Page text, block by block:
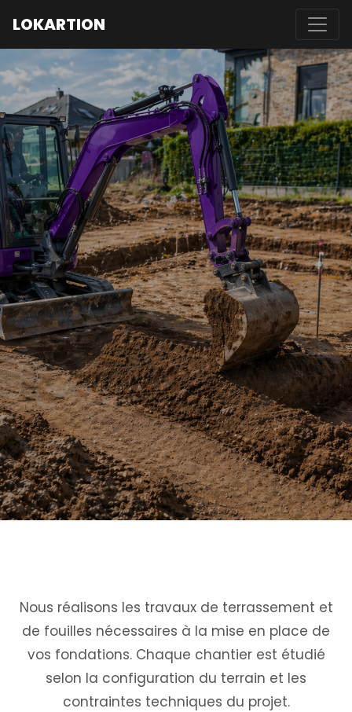
LOKARTION
Nous réalisons les travaux de terrassement et
de fouilles nécessaires à la mise en place de
vos fondations. Chaque chantier est étudié
selon la configuration du terrain et les
contraintes techniques du projet.